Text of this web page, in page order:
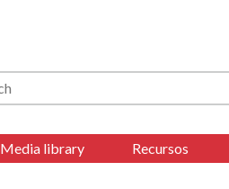
Media library Recursos